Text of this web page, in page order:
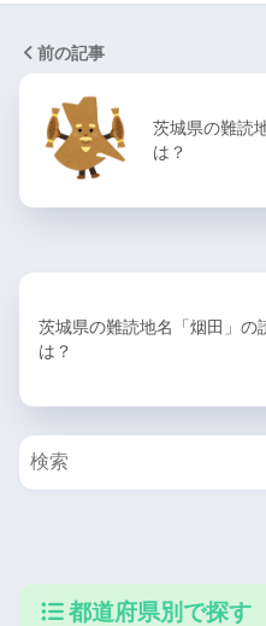
前の記事
茨城県の難読
は？
茨城県の難読地名「烟田」の
は？
都道府県別で探す